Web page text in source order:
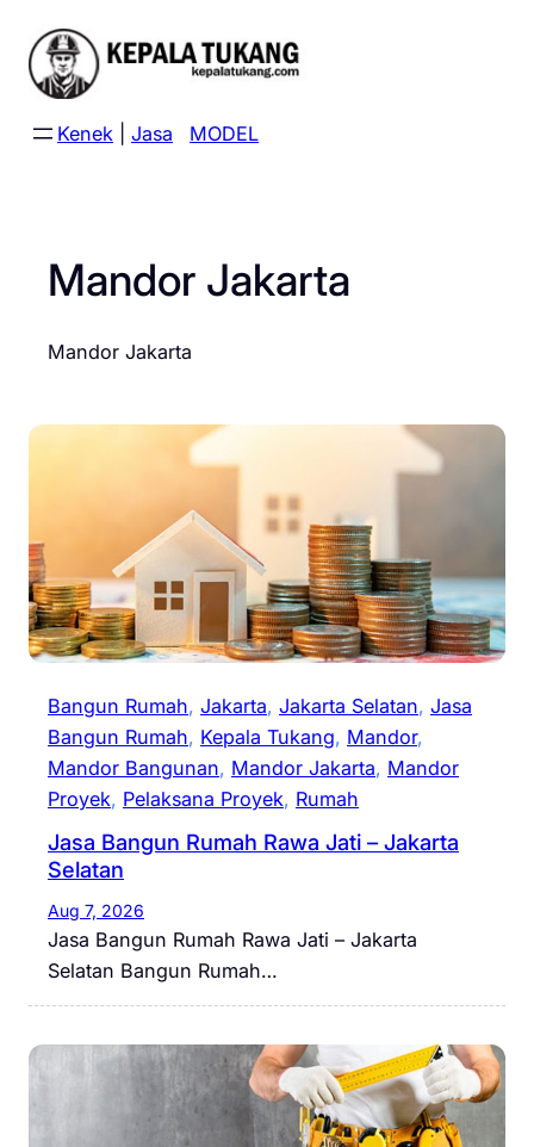
content
Kenek Jasa MODEL
Mandor Jakarta
Mandor Jakarta
Bangun Rumah, Jakarta, Jakarta Selatan, Jasa
Bangun Rumah, Kepala Tukang, Mandor
Mandor Bangunan, Mandor Jakarta, Mandor
Proyek, Pelaksana Proyek, Rumah
Jasa Bangun Rumah Rawa Jati – Jakarta
Selatan
Aug 7, 2026
Jasa Bangun Rumah Rawa Jati – Jakarta
Selatan Bangun Rumah…